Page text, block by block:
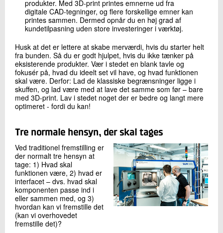
produkter. Med 3D-print printes emnerne ud fra
digitale CAD-tegninger, og flere forskellige emner kan
printes sammen. Dermed opnår du en høj grad af
kundetilpasning uden store investeringer i værktøj.
Husk at det er lettere at skabe merværdi, hvis du starter helt
fra bunden. Så du er godt hjulpet, hvis du ikke tænker på
eksisterende produkter. Vær i stedet en blank tavle og
fokusér på, hvad du ideelt set vil have, og hvad funktionen
skal være. Derfor: Lad de klassiske begrænsninger ligge i
skuffen, og lad være med at lave det samme som før – bare
med 3D-print. Lav i stedet noget der er bedre og langt mere
optimeret - fordi du kan!
Tre normale hensyn, der skal tages
Ved traditionel fremstilling er
der normalt tre hensyn at
tage: 1) Hvad skal
funktionen være, 2) hvad er
interfacet – dvs. hvad skal
komponenten passe ind i
eller sammen med, og 3)
hvordan kan vi fremstille det
(kan vi overhovedet
fremstille det)?